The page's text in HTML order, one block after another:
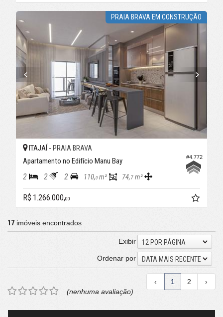
PRAIA BRAVA EM CONSTRUÇÃO
#4.772
ITAJAÍ - PRAIA BRAVA
Apartamento no Edifício Manu Bay
2 2 2 110,0 m² 74,7 m²
R$ 1.266.000,00
17 imóveis encontrados
Exibir
12 POR PÁGINA
Ordenar por
DATA MAIS RECENTE
‹ 1 2
›
(nenhuma avaliação)